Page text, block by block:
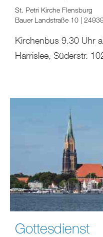
St. Petri Kirche Flensburg
Bauer Landstraße 10 |
Kirchenbus 9.30 Uhr
Harrislee, Süderstr.
Gottesdienst